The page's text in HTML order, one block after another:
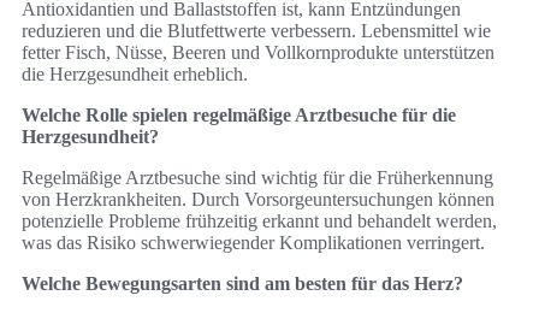
Antioxidantien und Ballaststoffen ist, kann Entzündungen
reduzieren und die Blutfettwerte verbessern. Lebensmittel wie
fetter Fisch, Nüsse, Beeren und Vollkornprodukte unterstützen
die Herzgesundheit erheblich.
Welche Rolle spielen regelmäßige Arztbesuche für die
Herzgesundheit?
Regelmäßige Arztbesuche sind wichtig für die Früherkennung
von Herzkrankheiten. Durch Vorsorgeuntersuchungen können
potenzielle Probleme frühzeitig erkannt und behandelt werden,
was das Risiko schwerwiegender Komplikationen verringert.
Welche Bewegungsarten sind am besten für das Herz?